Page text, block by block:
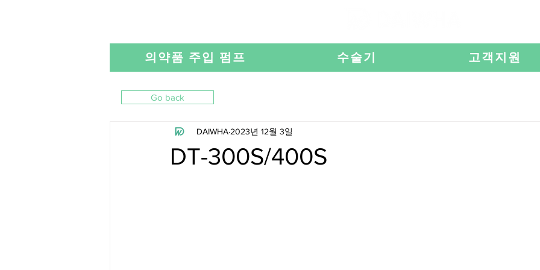
의약품 주입 펌프 수술기 고객지원
DT-300S/400S
DAIWHA 2023년 12월 3일
Go back